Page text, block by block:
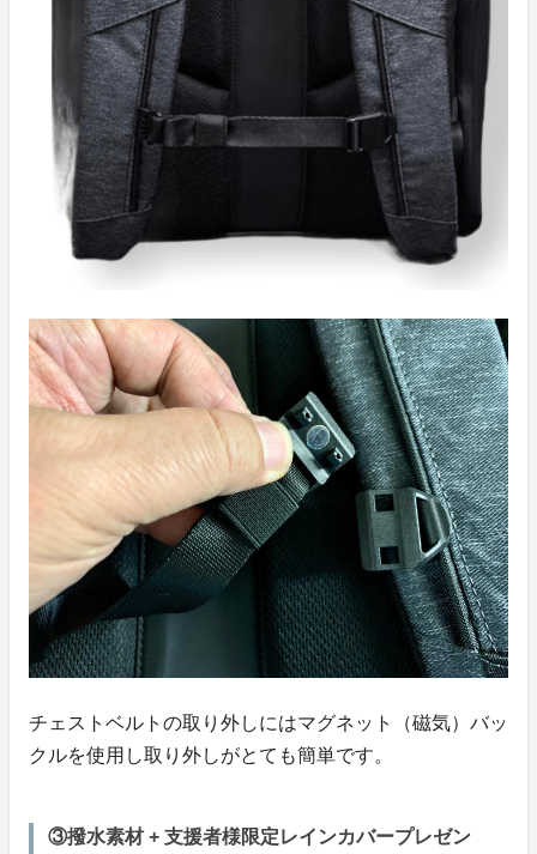
チェストベルトの取り外しにはマグネット（磁気）バッ
クルを使用し取り外しがとても簡単です。
③撥水素材 + 支援者様限定レインカバープレゼン